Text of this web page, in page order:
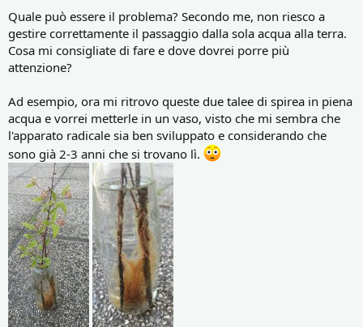
Quale può essere il problema? Secondo me, non riesco a
gestire correttamente il passaggio dalla sola acqua alla terra.
Cosa mi consigliate di fare e dove dovrei porre più
attenzione?
Ad esempio, ora mi ritrovo queste due talee di spirea in piena
acqua e vorrei metterle in un vaso, visto che mi sembra che
l'apparato radicale sia ben sviluppato e considerando che
sono già 2-3 anni che si trovano lì.